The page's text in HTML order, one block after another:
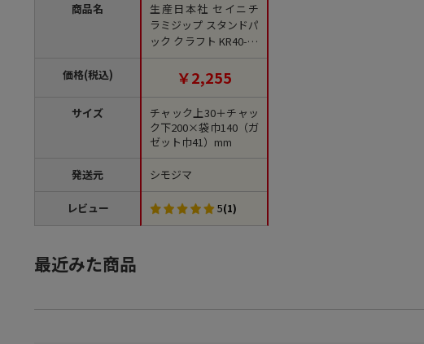
商品名
価格(税込)
サイズ
発送元
レビュー
生産日本社 セイニチ
ラミジップ スタンドパ
ック クラフト KR40-14
50枚/袋
￥2,255
チャック上30＋チャッ
ク下200×袋巾140（ガ
ゼット巾41）mm
シモジマ
5(1)
最近みた商品